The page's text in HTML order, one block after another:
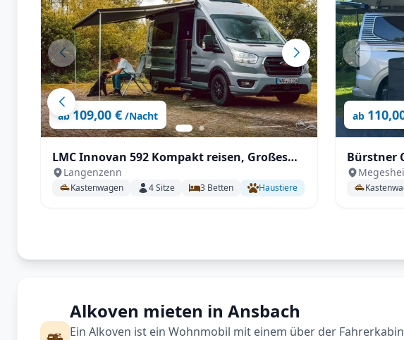
ab 109,00 € /Nacht
LMC Innovan 592 Kompakt reisen, Großes
erleben – mit Einzelbetten und Komfort
Langenzenn
Kastenwagen 4Sitze 3 Betten Haustiere
ab
Bürstner
Alkoven mieten in Ansbach
Ein Alkoven ist ein Wohnmobil mit einem über der